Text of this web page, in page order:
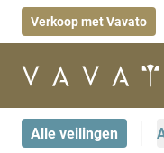
Verkoop met Vavato
Startpagina
Alle veilingen